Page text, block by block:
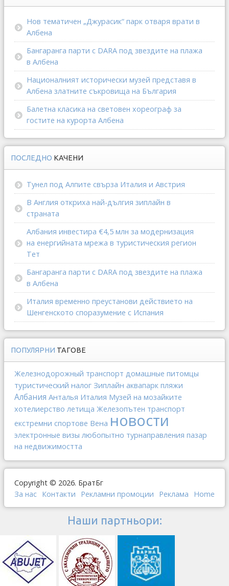
Нов тематичен „Джурасик“ парк отваря врати в
Албена
Бангаранга парти с DARA под звездите на плажа
в Албена
Националният исторически музей представя в
Албена златните съкровища на България
Балетна класика на световен хореограф за
гостите на курорта Албена
ПОСЛЕДНО КАЧЕНИ
Тунел под Алпите свърза Италия и Австрия
В Англия откриха най-дългия зиплайн в
страната
Албания инвестира €4,5 млн за модернизация
на енергийната мрежа в туристическия регион
Тет
Бангаранга парти с DARA под звездите на плажа
в Албена
Италия временно преустанови действието на
Шенгенското споразумение с Испания
ПОПУЛЯРНИ ТАГОВЕ
Железнодорожный транспорт домашные питомцы
туристический налог Зиплайн аквапарк пляжи
Албания Анталья Италия Музей на мозайките
хотелиерство летища Железопътен транспорт
екстремни спортове Вена новости
электронные визы любопытно турнаправления пазар
на недвижимостта
Copyright © 2026. БратБг
За нас Контакти Рекламни промоции Реклама Home
Наши партньори: